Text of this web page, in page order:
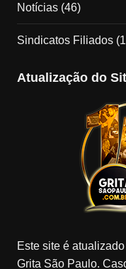
Notícias(46)
Sindicatos Filiados
Atualização do
Este site é
Grita São Paulo.